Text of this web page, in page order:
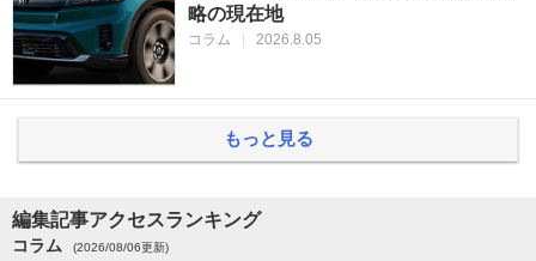
略の現在地
コラム | 2026.8.05
もっと見る
編集記事アクセスランキング
コラム (2026/08/06更新)